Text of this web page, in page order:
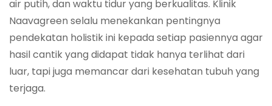
air putih, dan waktu tidur yang berkualitas. Klinik
Naavagreen selalu menekankan pentingnya
pendekatan holistik ini kepada setiap pasiennya agar
hasil cantik yang didapat tidak hanya terlihat dari
luar, tapi juga memancar dari kesehatan tubuh yang
terjaga.